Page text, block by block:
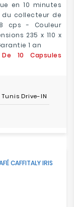
en 10 minutes
collecteur de
cps - Couleur
235 x 110 x
1 an
10 Capsules
Tunis Drive-IN
CAFFITALY IRIS